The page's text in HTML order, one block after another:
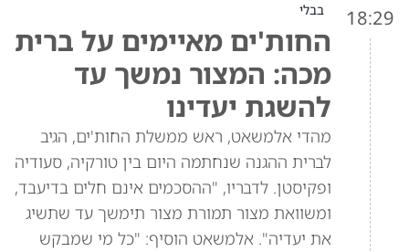
18:29 בבלי
החות'ים מאיימים על ברית
מכה: המצור נמשך עד
להשגת יעדינו
מהדי אלמשאט, ראש ממשלת החות'ים, הגיב
לברית ההגנה שנחתמה היום בין טורקיה, סעודיה
ופקיסטן. לדבריו, "ההסכמים אינם חלים בדיעבד,
ומשוואת מצור תמורת מצור תימשך עד שתשיג
את יעדיה". אלמשאט הוסיף: "כל מי שמבקש